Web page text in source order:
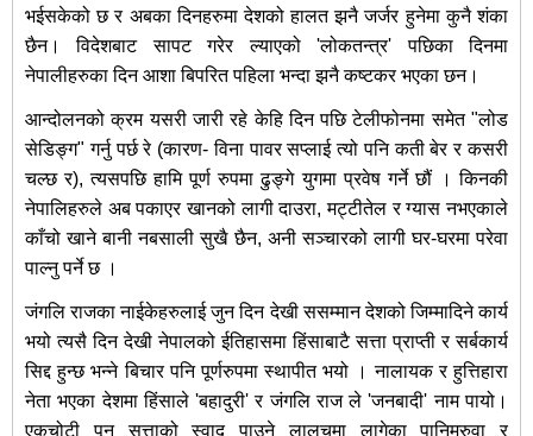
भईसकेको छ र अबका दिनहरुमा देशको हालत झनै जर्जर हुनेमा कुनै शंका
छैन। विदेशबाट सापट गरेर ल्याएको 'लोकतन्त्र' पछिका दिनमा
नेपालीहरुका दिन आशा बिपरित पहिला भन्दा झनै कष्टकर भएका छन।
आन्दोलनको क्रम यसरी जारी रहे केहि दिन पछि टेलीफोनमा समेत "लोड
सेडिङ्ग" गर्नु पर्छ रे (कारण- विना पावर सप्लाई त्यो पनि कती बेर र कसरी
चल्छ र), त्यसपछि हामि पूर्ण रुपमा ढुङ्गे युगमा प्रवेष गर्ने छौं । किनकी
नेपालिहरुले अब पकाएर खानको लागी दाउरा, मट्टीतेल र ग्यास नभएकाले
काँचो खाने बानी नबसाली सुखै छैन, अनी सञ्चारको लागी घर-घरमा परेवा
पाल्नु पर्ने छ ।
जंगलि राजका नाईकेहरुलाई जुन दिन देखी ससम्मान देशको जिम्मादिने कार्य
भयो त्यसै दिन देखी नेपालको ईतिहासमा हिंसाबाटै सत्ता प्राप्ती र सर्बकार्य
सिद्द हुन्छ भन्ने बिचार पनि पूर्णरुपमा स्थापीत भयो । नालायक र हुत्तिहारा
नेता भएका देशमा हिंसाले 'बहादुरी' र जंगलि राज ले 'जनबादी' नाम पायो।
एकचोटी पून सत्ताको स्वाद पाउने लालचमा लागेका पानिमरुवा र